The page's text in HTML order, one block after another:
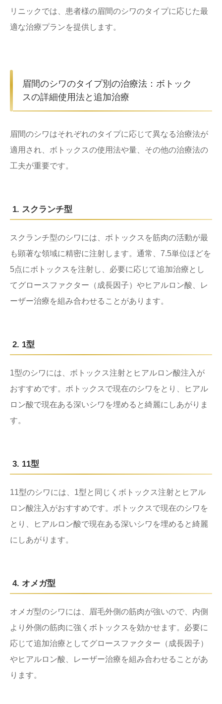
リニックでは、患者様の眉間のシワのタイプに応じた最
適な治療プランを提供します。
眉間のシワのタイプ別の治療法：ボトック
スの詳細使用法と追加治療
眉間のシワはそれぞれのタイプに応じて異なる治療法が
適用され、ボトックスの使用法や量、その他の治療法の
工夫が重要です。
1. スクランチ型
スクランチ型のシワには、ボトックスを筋肉の活動が最
も顕著な領域に精密に注射します。通常、7.5単位ほどを
5点にボトックスを注射し、必要に応じて追加治療とし
てグロースファクター（成長因子）やヒアルロン酸、レ
ーザー治療を組み合わせることがあります。
2. 1型
1型のシワには、ボトックス注射とヒアルロン酸注入が
おすすめです。ボトックスで現在のシワをとり、ヒアル
ロン酸で現在ある深いシワを埋めると綺麗にしあがりま
す。
3. 11型
11型のシワには、1型と同じくボトックス注射とヒアル
ロン酸注入がおすすめです。ボトックスで現在のシワを
とり、ヒアルロン酸で現在ある深いシワを埋めると綺麗
にしあがります。
4. オメガ型
オメガ型のシワには、眉毛外側の筋肉が強いので、内側
より外側の筋肉に強くボトックスを効かせます。必要に
応じて追加治療としてグロースファクター（成長因子）
やヒアルロン酸、レーザー治療を組み合わせることがあ
ります。